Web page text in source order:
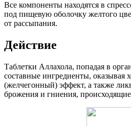
Все компоненты находятся в
под пищевую оболочку желтого
от рассыпания.
Действие
Таблетки Аллахола, попадая в
составные ингредиенты, оказывая
(желчегонный) эффект, а также
брожения и гниения,